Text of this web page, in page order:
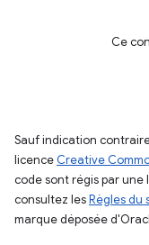
Ce
Sauf indication
licence Creative
code sont régis par une
consultez lesRègles du
marque déposée